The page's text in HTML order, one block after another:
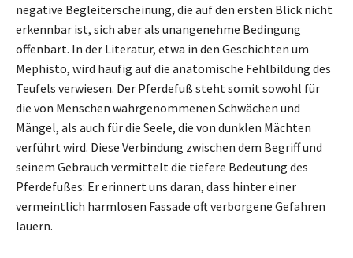
negative Begleiterscheinung, die auf den ersten Blick nicht
erkennbar ist, sich aber als unangenehme Bedingung
offenbart. In der Literatur, etwa in den Geschichten um
Mephisto, wird häufig auf die anatomische Fehlbildung des
Teufels verwiesen. Der Pferdefuß steht somit sowohl für
die von Menschen wahrgenommenen Schwächen und
Mängel, als auch für die Seele, die von dunklen Mächten
verführt wird. Diese Verbindung zwischen dem Begriff und
seinem Gebrauch vermittelt die tiefere Bedeutung des
Pferdefußes: Er erinnert uns daran, dass hinter einer
vermeintlich harmlosen Fassade oft verborgene Gefahren
lauern.